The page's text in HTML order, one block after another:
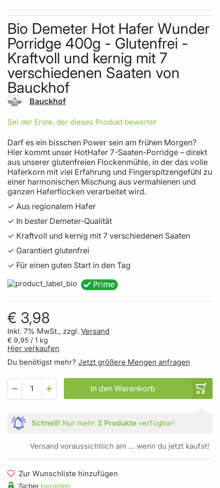
Skip to the beginning of the images gallery
Bio Demeter Hot Hafer Wunder
Porridge 400g - Glutenfrei -
Kraftvoll und kernig mit 7
verschiedenen Saaten von
Bauckhof
Bauckhof
Sei der Erste, der dieses Produkt bewertet
Darf es ein bisschen Power sein am frühen Morgen?
Hier kommt unser HotHafer 7-Saaten-Porridge – direkt
aus unserer glutenfreien Flockenmühle, in der das volle
Haferkorn mit viel Erfahrung und Fingerspitzengefühl zu
einer harmonischen Mischung aus vermahlenen und
ganzen Haferflocken verarbeitet wird.
✓ Aus regionalem Hafer
✓ In bester Demeter-Qualität
✓ Kraftvoll und kernig mit 7 verschiedenen Saaten
✓ Garantiert glutenfrei
✓ Für einen guten Start in den Tag
€ 3,98
Inkl. 7% MwSt., zzgl. Versand
€ 9,95 / 1 kg
Hier verkaufen
Du benötigst mehr? Jetzt größere Mengen anfragen
In den Warenkorb
Schnell! Nur mehr 3 Produkteverfügbar!
Versand voraussichtlich am … wenn du jetzt kaufst!
Zur Wunschliste hinzufügen
Sicher bezahlen